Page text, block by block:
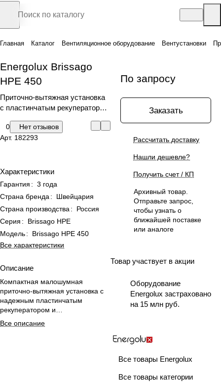
Главная Каталог Вентиляционное оборудование Вентустановки
Energolux Brissago
HPE 450
Приточно-вытяжная установка
с пластинчатым рекуператором
BRISSAGO
0
Нет отзывов
Арт. 182293
Характеристики
Гарантия : 3 года
Страна бренда :
Швейцария
Страна производства :
Россия
Серия :
Brissago HPE
Модель:
Brissago HPE 450
Все характеристики
Описание
Компактная малошумная
приточно-вытяжная установка с
надежным пластинчатым
рекуператором и
энергосберегающим
электрическим нагревателем для
Все описание
По запросу
Заказать
Рассчитать доставку
Нашли дешевле?
Получить счет / КП
Архивный товар.
Отправьте запрос,
чтобы узнать о
ближайшей поставке
или аналоге
Товар участвует в акции
Оборудование
Energolux застраховано
на 15 млн руб.
Все товары Energolux
Все товары категории